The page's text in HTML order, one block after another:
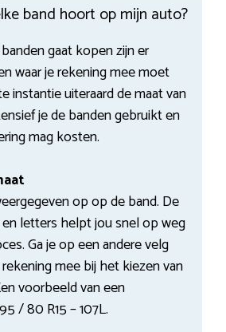
band hoort op mijn auto?
gaat kopen zijn er
waar je rekening mee moet
instantie uiteraard de maat van
je de banden gebruikt en
mag kosten.
op op de band. De
en letters helpt jou snel op weg
Ga je op een andere velg
mee bij het kiezen van
voorbeeld van een
/ 80 R15 – 107L.